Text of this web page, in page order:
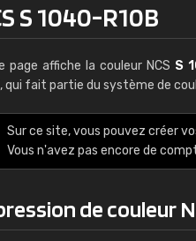
S 1040-R10B
page affiche la couleur NCS S
, qui fait partie du système de
Sur ce site, vous pouvez créer
Vous n'avez pas encore de
de couleur